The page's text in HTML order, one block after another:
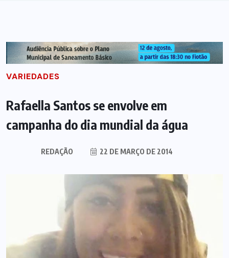
VARIEDADES
Rafaella Santos se envolve em
campanha do dia mundial da água
REDAÇÃO 22 DE MARÇO DE 2014